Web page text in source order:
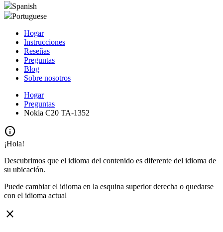
Spanish
Portuguese
Hogar
Instrucciones
Reseñas
Preguntas
Blog
Sobre nosotros
Hogar
Preguntas
Nokia C20 TA-1352
info
¡Hola!
Descubrimos que el idioma del contenido es diferente del idioma de
su ubicación.
Puede cambiar el idioma en la esquina superior derecha o quedarse
con el idioma actual
close